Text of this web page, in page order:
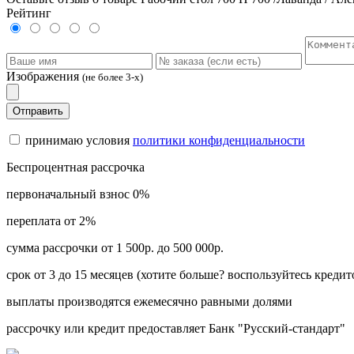
Рейтинг
Изображения (не более 3-х)
Отправить
принимаю условия политики конфиденциальности
Беспроцентная рассрочка
первоначальный взнос 0%
переплата от 2%
сумма рассрочки от 1 500р. до 500 000р.
срок от 3 до 15 месяцев (хотите больше? воспользуйтесь
выплаты производятся ежемесячно равными долями
рассрочку или кредит предоставляет Банк "Русский-стандарт"